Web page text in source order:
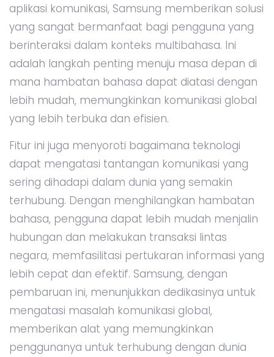
aplikasi komunikasi, Samsung memberikan solusi
yang sangat bermanfaat bagi pengguna yang
berinteraksi dalam konteks multibahasa. Ini
adalah langkah penting menuju masa depan di
mana hambatan bahasa dapat diatasi dengan
lebih mudah, memungkinkan komunikasi global
yang lebih terbuka dan efisien.
Fitur ini juga menyoroti bagaimana teknologi
dapat mengatasi tantangan komunikasi yang
sering dihadapi dalam dunia yang semakin
terhubung. Dengan menghilangkan hambatan
bahasa, pengguna dapat lebih mudah menjalin
hubungan dan melakukan transaksi lintas
negara, memfasilitasi pertukaran informasi yang
lebih cepat dan efektif. Samsung, dengan
pembaruan ini, menunjukkan dedikasinya untuk
mengatasi masalah komunikasi global,
memberikan alat yang memungkinkan
penggunanya untuk terhubung dengan dunia